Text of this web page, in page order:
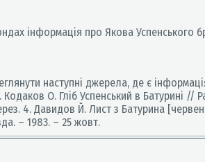
інформація про Якова Успенського
наступні джерела, де є
О. Гліб Успенський в Батурині
4. Давидов Й. Лист з Батурина
– 1983. – 25 жовт.